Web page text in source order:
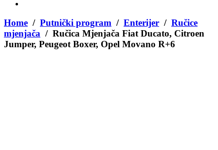
Home / Putnički program / Enterijer / Ručice
mjenjača / Ručica Mjenjača Fiat Ducato, Citroen
Jumper, Peugeot Boxer, Opel Movano R+6